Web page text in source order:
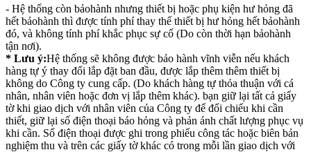
- Hệ thống còn bảohành nhưng thiết bị hoặc phụ kiện hư hỏng đã
hết bảohành thì được tính phí thay thế thiết bị hư hỏng hết bảohành
đó, và không tính phí khắc phục sự cố (Do còn thời hạn bảohành
tận nơi).
* Lưu ý:Hệ thống sẽ không được bảo hành vĩnh viễn nếu khách
hàng tự ý thay đổi lắp đặt ban đầu, được lắp thêm thêm thiết bị
không do Công ty cung cấp. (Do khách hàng tự thỏa thuận với cá
nhân, nhân viên hoặc đơn vị lắp thêm khác). bạn giữ lại tất cả giấy
tờ khi giao dịch với nhân viên của Công ty để đối chiếu khi cần
thiết, giữ lại số điện thoại báo hỏng và phản ánh chất lượng phục vụ
khi cần. Số điện thoại được ghi trong phiếu công tác hoặc biên bản
nghiệm thu và trên các giấy tờ khác có trong mỗi lần giao dịch với